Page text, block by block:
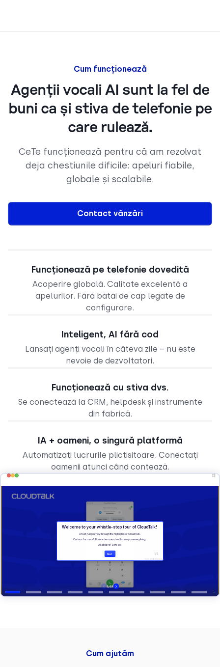
Cum funcționează
Agenții vocali AI sunt la fel de
buni ca și stiva de telefonie pe
care rulează.
CeTe funcționează pentru că am rezolvat
deja chestiunile dificile: apeluri fiabile,
globale și scalabile.
Contact vânzări
Funcționează pe telefonie dovedită
Acoperire globală. Calitate excelentă a
apelurilor. Fără bătăi de cap legate de
configurare.
Inteligent, AI fără cod
Lansați agenți vocali în câteva zile – nu este
nevoie de dezvoltatori.
Funcționează cu stiva dvs.
Se conectează la CRM, helpdesk și instrumente
din fabrică.
IA + oameni, o singură platformă
Automatizați lucrurile plictisitoare. Conectați
oamenii atunci când contează.
Cum ajutăm